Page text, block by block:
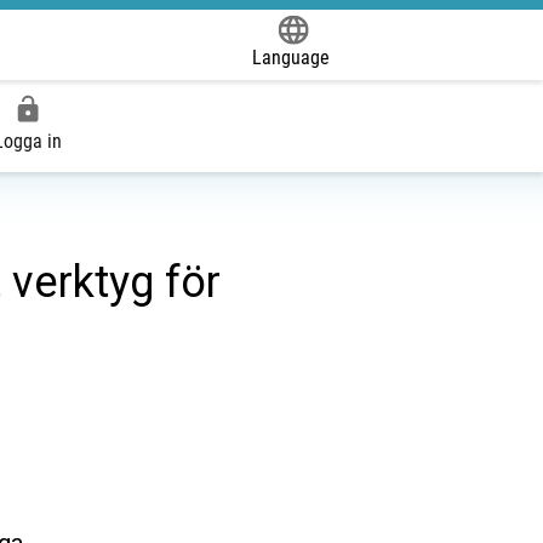
Language
in
för